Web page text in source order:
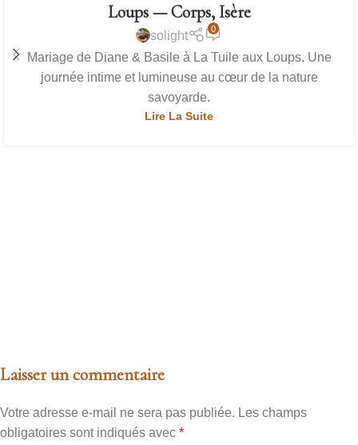
Loups — Corps, Isère
solight
0
Mariage de Diane & Basile à La Tuile aux Loups. Une
journée intime et lumineuse au cœur de la nature
savoyarde.
Lire La Suite
Laisser un commentaire
Votre adresse e-mail ne sera pas publiée. Les champs
obligatoires sont indiqués avec *